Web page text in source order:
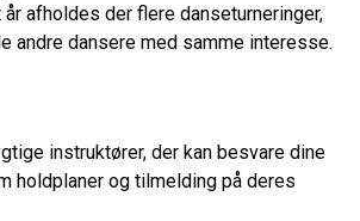
afholdes der flere danseturneringer,
andre dansere med samme interesse.
instruktører, der kan besvare dine
holdplaner og tilmelding på deres